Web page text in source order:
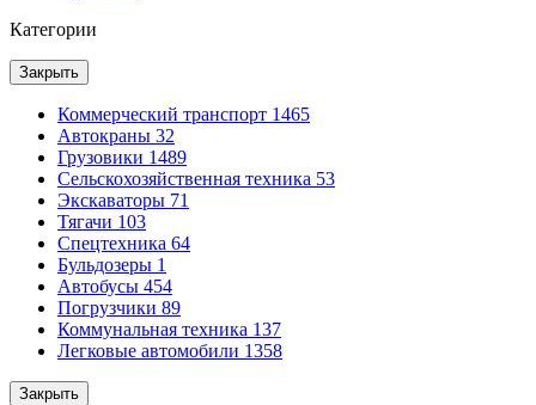
Категории
Закрыть
Коммерческий транспорт 1465
Автокраны 32
Грузовики 1489
Сельскохозяйственная техника 53
Экскаваторы 71
Тягачи 103
Спецтехника 64
Бульдозеры 1
Автобусы 454
Погрузчики 89
Коммунальная техника 137
Легковые автомобили 1358
Закрыть